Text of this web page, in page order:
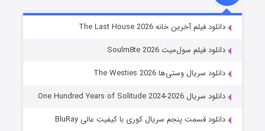
شوگر فصل ۲ دانلود فیلم آخرین خانه The Last House 2026
دانلود فیلم سول‌میت Soulm8te 2026
دانلود سریال وستی‌ها The Westies 2026
دانلود سریال One Hundred Years of Solitude 2024-2026
دانلود قسمت پنجم سریال کوری با کیفیت عالی BluRay